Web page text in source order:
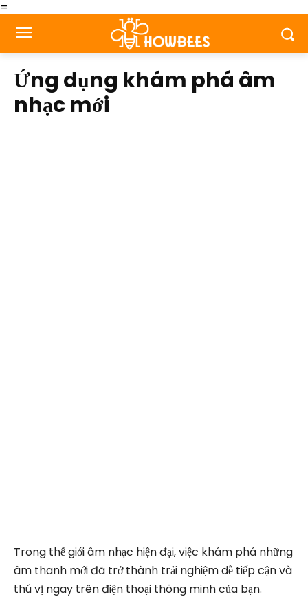
=
Ứng dụng khám phá âm
nhạc mới
Trong thế giới âm nhạc hiện đại, việc khám phá những
âm thanh mới đã trở thành trải nghiệm dễ tiếp cận và
thú vị ngay trên điện thoại thông minh của bạn.